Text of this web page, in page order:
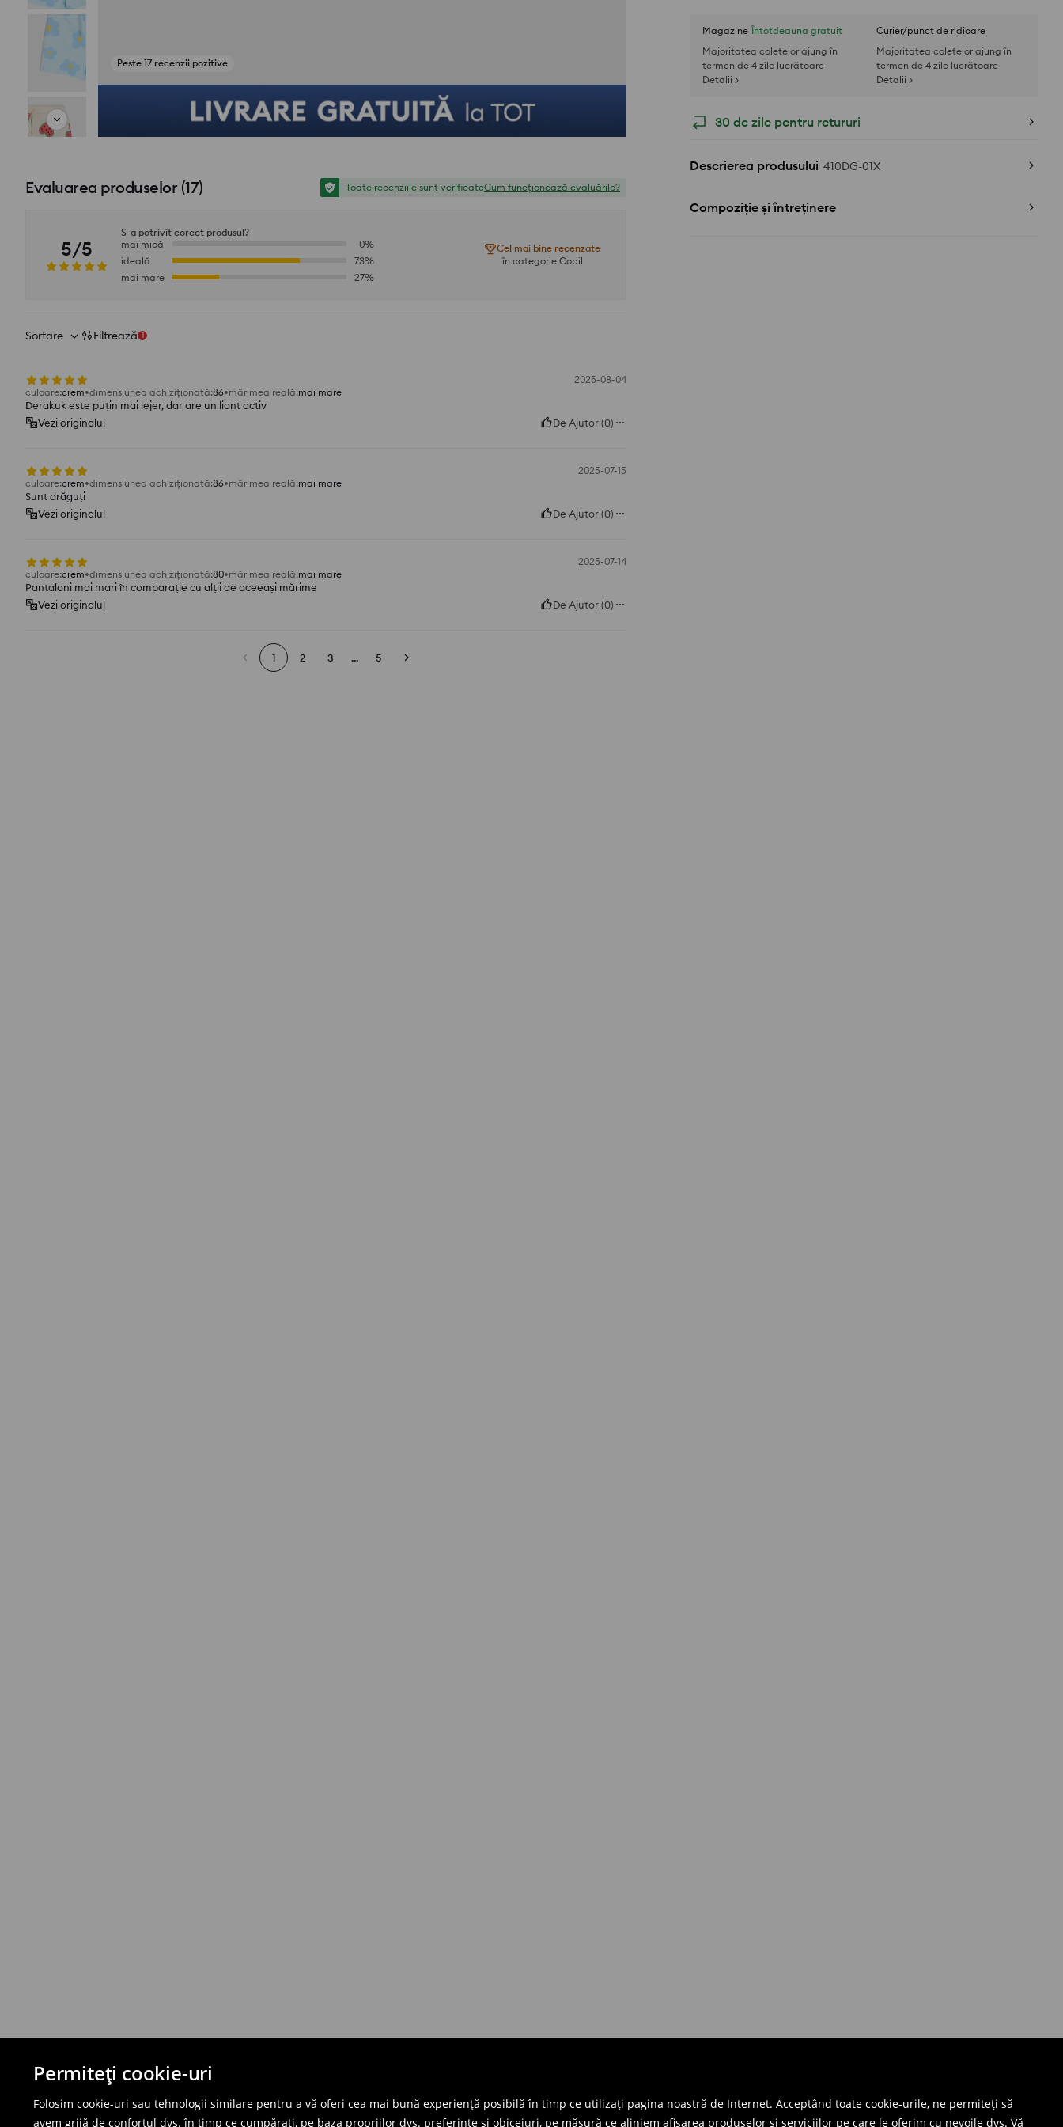
Permiteți cookie-uri
Folosim cookie-uri sau tehnologii similare pentru a vă oferi cea mai bună experiență posibilă în timp ce utilizați pagina noastră de Internet. Acceptând toate cookie-urile, ne permiteți să
avem grijă de confortul dvs. în timp ce cumpărați, pe baza propriilor dvs. preferințe și obiceiuri, pe măsură ce aliniem afișarea produselor și serviciilor pe care le oferim cu nevoile dvs. Vă
Magazine Întotdeauna gratuit
Majoritatea coletelor ajung în
termen de 4 zile lucrătoare
Detalii >
Curier/punct de ridicare
Majoritatea coletelor ajung în
termen de 4 zile lucrătoare
Detalii >
30 de zile pentru retururi
Descrierea produsului 410DG-01X
Compoziție și întreținere
Peste 17 recenzii pozitive
Vezi fotografii din recenzii
Evaluarea produselor(17) Toate recenziile sunt verificateCum funcționează evaluările?
5/5
S-a potrivit corect produsul?
mai mică
0%
ideală
73%
mai mare
27%
Cel mai bine recenzate
în categorie Copil
Sortare Filtrează 1
2025-08-04
culoare:crem dimensiunea achiziționată:86 mărimea reală:mai mare
Derakuk este puțin mai lejer, dar are un liant activ
Vezi originalul
De Ajutor(0)
2025-07-15
culoare:crem dimensiunea achiziționată:86 mărimea reală:mai mare
Sunt drăguți
Vezi originalul
De Ajutor(0)
2025-07-14
culoare:crem dimensiunea achiziționată:80 mărimea reală:mai mare
Pantaloni mai mari în comparație cu alții de aceeași mărime
Vezi originalul
De Ajutor(0)
1 2 3 ... 5